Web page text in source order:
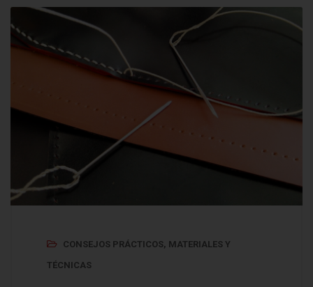
CONSEJOS PRÁCTICOS, MATERIALES Y
TÉCNICAS